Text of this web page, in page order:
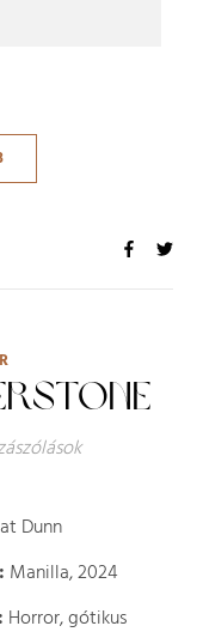
Dunn
Manilla, 2024
Horror, gótikus